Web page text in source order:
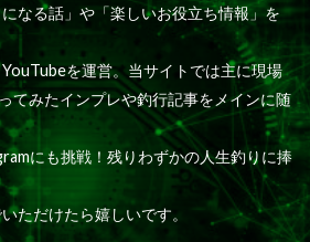
なる話」や「楽しいお役立ち情報」を
を運営。当サイトでは主に現場
てみたインプレや釣行記事をメインに随
にも挑戦！残りわずかの人生釣りに捧
ただけたら嬉しいです。